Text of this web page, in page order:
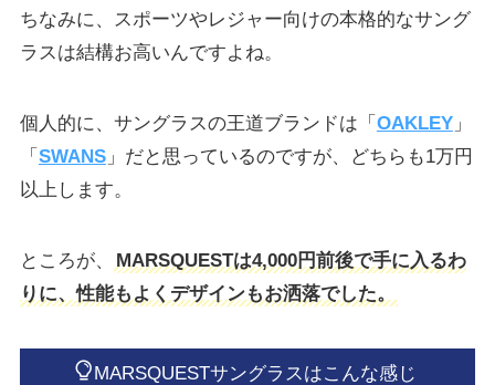
ちなみに、スポーツやレジャー向けの本格的なサング
ラスは結構お高いんですよね。
個人的に、サングラスの王道ブランドは「 OAKLEY」
「 SWANS」だと思っているのですが、どちらも1万円
以上します。
ところが、
MARSQUESTは4,000円前後で手に入るわ
りに、性能もよくデザインもお洒落でした。
MARSQUESTサングラスはこんな感じ